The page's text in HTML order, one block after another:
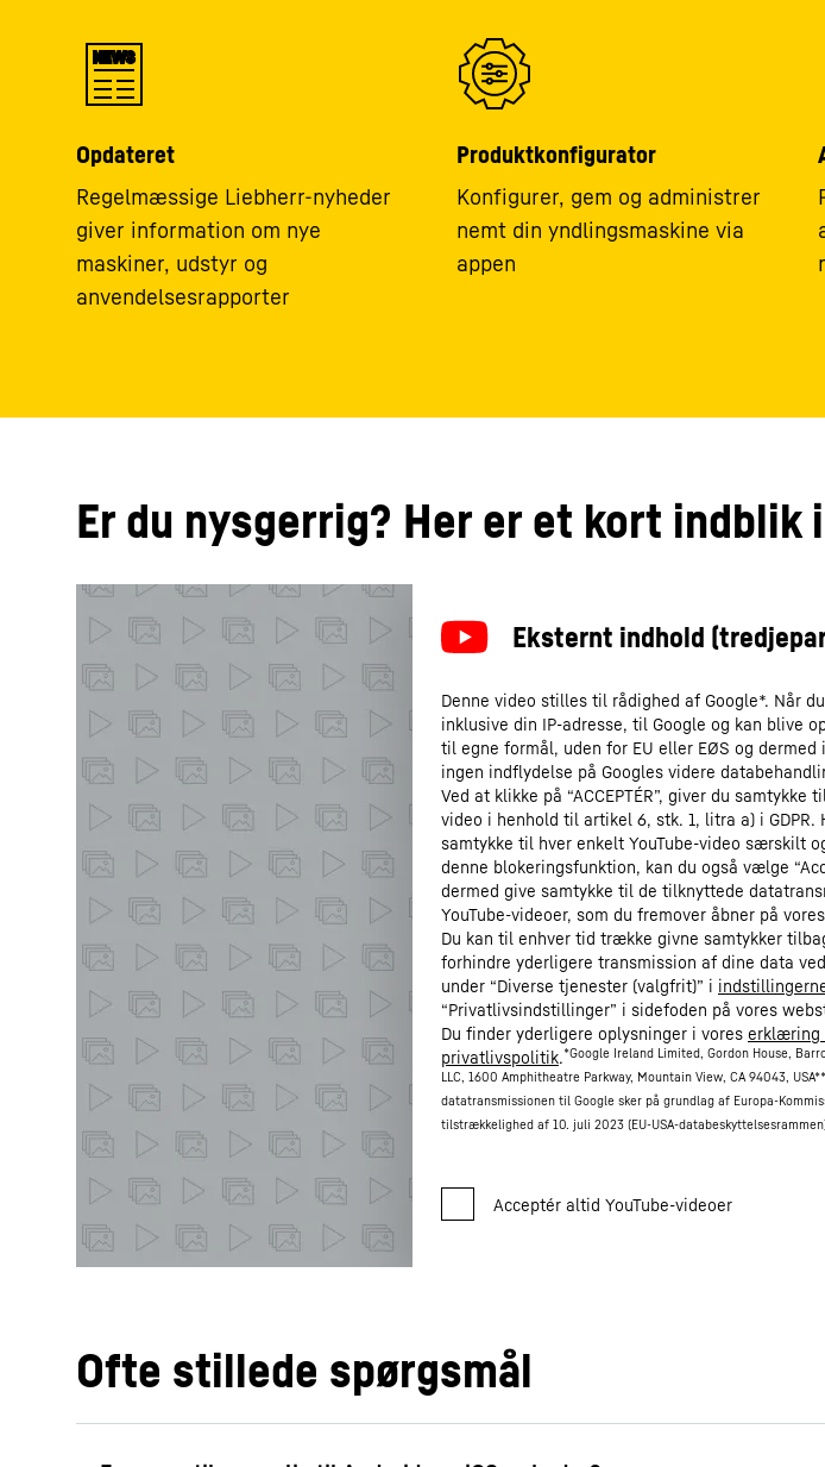
NEWS
Opdateret
Regelmæssige Liebherr-nyheder
giver information om nye
maskiner, udstyr og
anvendelsesrapporter
Produktkonfigurator
Konfigurer, gem og administrer
nemt din yndlingsmaskine via
appen
Er du nysgerrig? Her er et kort indblik
Denne video stilles til rådighed af Google*. Når
inklusive din IP-adresse, til Google og kan blive
til egne formål, uden for EU eller EØS og
ingen indflydelse på Googles videre
Ved at klikke på “ACCEPTÉR”, giver du
video i henhold til artikel 6, stk. 1, litra a) i
samtykke til hver enkelt YouTube-video særskilt
denne blokeringsfunktion, kan du også vælge
dermed give samtykke til de tilknyttede
YouTube-videoer, som du fremover åbner på
Du kan til enhver tid trække givne samtykker
forhindre yderligere transmission af dine data
under “Diverse tjenester (valgfrit)” i
“Privatlivsindstillinger” i sidefoden på vores
Du finder yderligere oplysninger i vores erklæring
privatlivspolitik.*Google Ireland Limited, Gordon House,
LLC, 1600 Amphitheatre Parkway, Mountain View, CA 94043, USA
datatransmissionen til Google sker på grundlag af Europa-
tilstrækkelighed af 10. juli 2023 (EU-USA-
Ofte stillede spørgsmål